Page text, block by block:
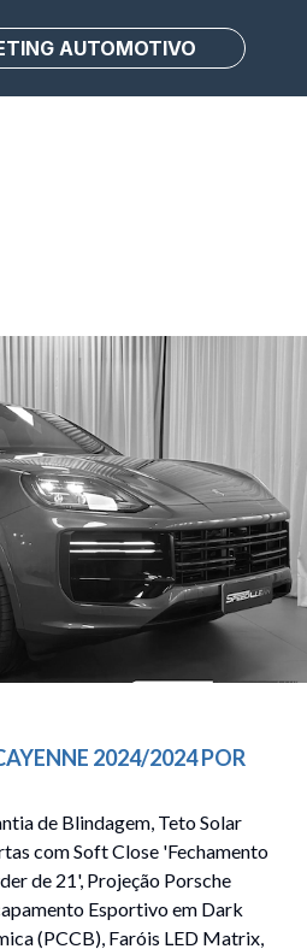
AUTOMOTIVO
2024/2024POR
de Blindagem, Teto Solar
com Soft Close 'Fechamento
de 21', Projeção Porsche
Esportivo em Dark
(PCCB), Faróis LED Matrix,